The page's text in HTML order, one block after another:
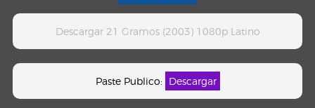
Descargar 21 Gramos (2003) 1080p Latino
Paste Publico: Descargar